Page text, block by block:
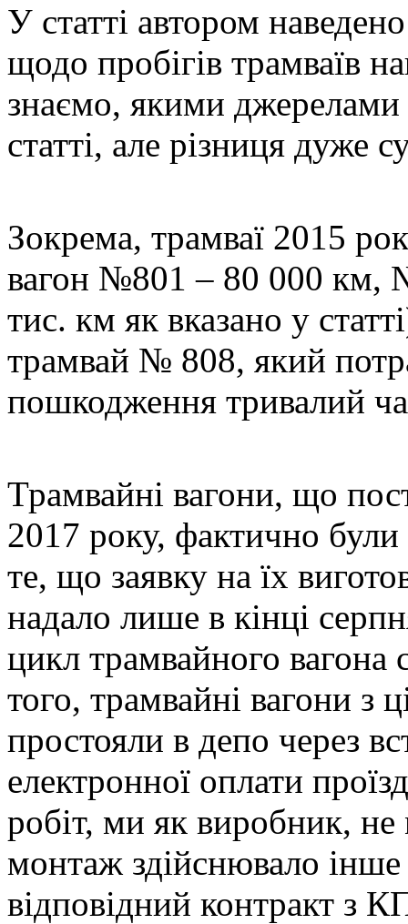
У статті автором
щодо пробігів трамваїв
знаємо, якими джерелами
статті, але різниця дуже
Зокрема, трамваї 2015
вагон №801 – 80 000 км,
тис. км як вказано у
трамвай № 808, який
пошкодження тривалий
Трамвайні вагони, що
2017 року, фактично були
те, що заявку на їх
надало лише в кінці
цикл трамвайного вагона
того, трамвайні вагони з
простояли в депо через
електронної оплати
робіт, ми як виробник, не
монтаж здійснювало
відповідний контракт з